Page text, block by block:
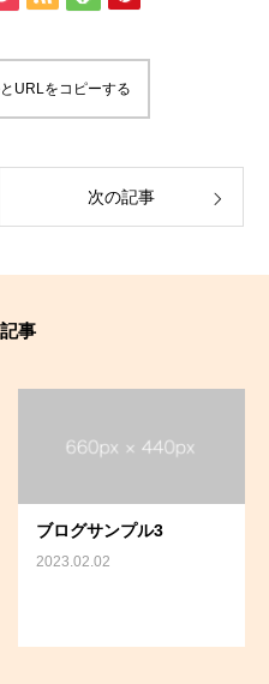
URLをコピーする
次の記事
事
ブログサンプル3
2023.02.02